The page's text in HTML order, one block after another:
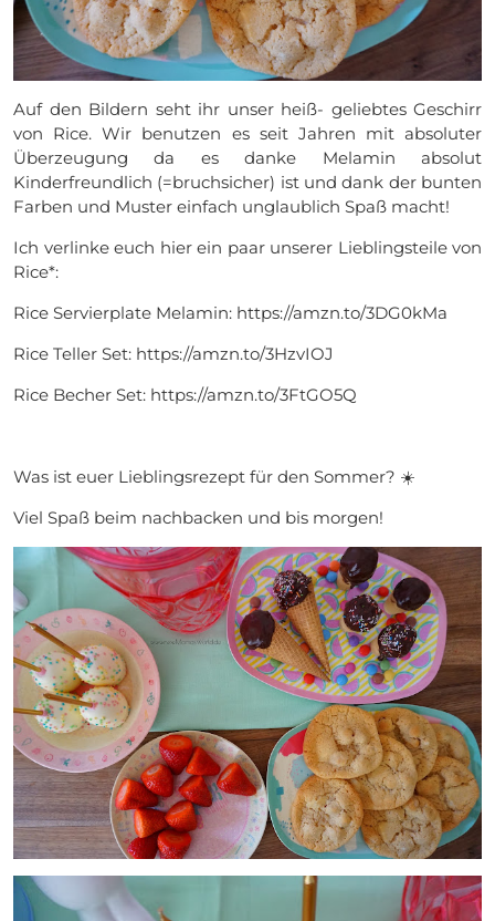
Auf den Bildern seht ihr unser heiß- geliebtes Geschirr
von Rice. Wir benutzen es seit Jahren mit absoluter
Überzeugung da es danke Melamin absolut
Kinderfreundlich (=bruchsicher) ist und dank der bunten
Farben und Muster einfach unglaublich Spaß macht!
Ich verlinke euch hier ein paar unserer Lieblingsteile von
Rice*:
Rice Servierplate Melamin: https://amzn.to/3DG0kMa
Rice Teller Set: https://amzn.to/3HzvIOJ
Rice Becher Set: https://amzn.to/3FtGO5Q
Was ist euer Lieblingsrezept für den Sommer? ☀️
Viel Spaß beim nachbacken und bis morgen!